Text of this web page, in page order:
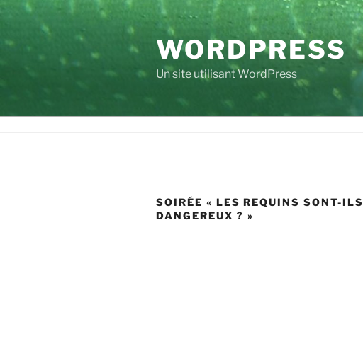
Aller
contenu
principal
WORDPRESS
Un site utilisant WordPress
SOIRÉE « LES REQUINS SONT-ILS
DANGEREUX ? »